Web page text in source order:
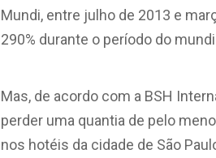
Mundi, entre julho de 2013 e
290% durante o período do
Mas, de acordo com a BSH
perder uma quantia de pelo
nos hotéis da cidade de São